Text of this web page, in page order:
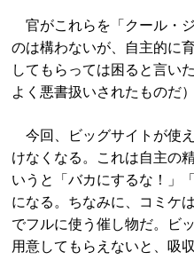
官がこれらを「クール・
のは構わないが、自主的に
してもらっては困ると言い
よく悪書扱いされたものだ）
今回、ビッグサイトが使
けなくなる。これは自主の
いうと「バカにするな！」
になる。ちなみに、コミケ
でフルに使う催し物だ。ビ
用意してもらえないと、吸